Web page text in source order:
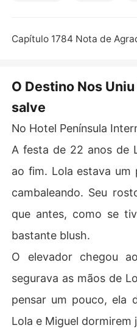
l, e vocês são apenas as
Finalmente, ela fugiu
resa, a vida a trouxe de
a conseguido o que queria
-la.
O Destino Nos
salve
No Hotel Península
A festa de 22 anos de
ao fim. Lola estava um
cambaleando. Seu
que antes, como se
bastante blush.
O elevador chegou
segurava as mãos de
pensar um pouco, ela
Lola e Miguel dormirem